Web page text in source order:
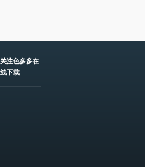
关注色多多在
线下载